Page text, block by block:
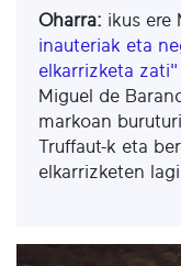
Oharra: ikus ere
inauteriak eta
elkarrizketa zati"
Miguel de
markoan
Truffaut-k eta
elkarrizketen